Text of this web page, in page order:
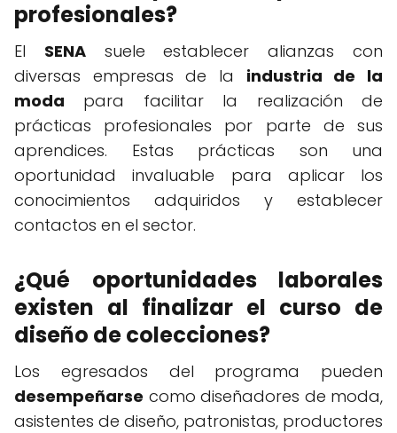
profesionales?
El SENAsuele establecer alianzas con
diversas empresas de la industria de la
moda para facilitar la realización de
prácticas profesionales por parte de sus
aprendices. Estas prácticas son una
oportunidad invaluable para aplicar los
conocimientos adquiridos y establecer
contactos en el sector.
¿Qué oportunidades laborales
existen al finalizar el curso de
diseño de colecciones?
Los egresados del programa pueden
desempeñarse como diseñadores de moda,
asistentes de diseño, patronistas, productores